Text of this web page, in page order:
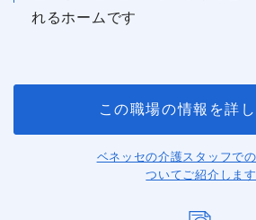
れるホームです
この職場の情報を詳
ベネッセの介護スタッフで
ついてご紹介します